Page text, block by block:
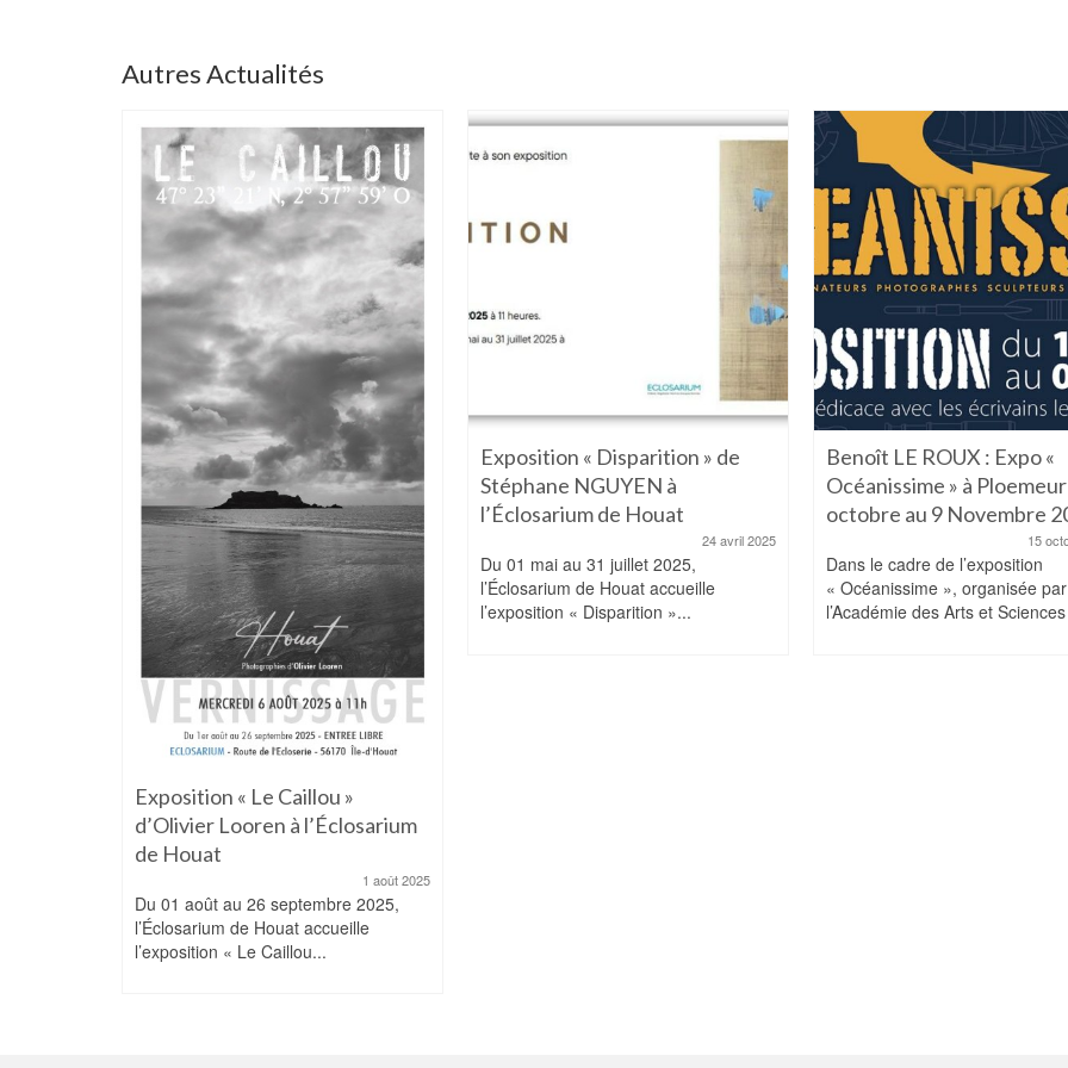
Autres Actualités
Exposition « Le Caillou »
d’Olivier Looren à l’Éclosarium
de Houat
1 août 2025
Du 01 août au 26 septembre 2025,
l’Éclosarium de Houat accueille
l’exposition « Le Caillou...
Exposition « Disparition » de
Stéphane NGUYEN à
l’Éclosarium de Houat
24 avril 2025
Du 01 mai au 31 juillet 2025,
l’Éclosarium de Houat accueille
l’exposition « Disparition »...
Benoît LE ROUX : Expo «
Océanissime » à
octobre au 9 Novembre
15
Dans le cadre de l’exposition
« Océanissime », organisée par
l’Académie des Arts et